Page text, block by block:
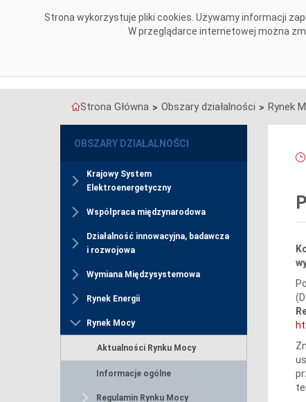
Strona wykorzystuje pliki cookies. Używamy informacji
W przeglądarce internetowej można
O NAS OBSZARY DZIAŁALNOŚCI
Strona Główna > Obszary działalności > Rynek
OBSZARY DZIAŁALNOŚCI
Krajowy System
Elektroenergetyczny
Współpraca międzynarodowa
Działalność innowacyjna, badawcza
i rozwojowa
Wymiana Międzysystemowa
Rynek Energii
Rynek Mocy
Aktualności Rynku Mocy
Informacje ogólne
Regulamin Rynku Mocy